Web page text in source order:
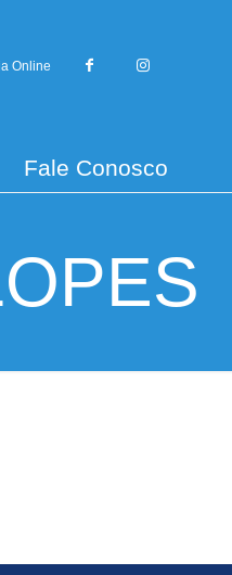
Online
Fale Conosco